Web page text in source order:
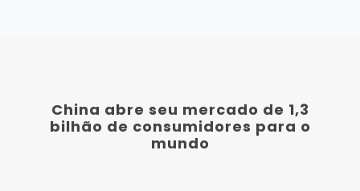
China abre seu mercado de 1,3
bilhão de consumidores para o
mundo